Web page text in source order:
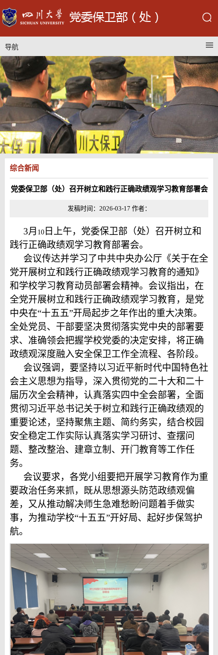
导航
综合新闻
党委保卫部（处）召开树立和践行正确政绩观学习教育部署会
发稿时间：2026-03-17 作者：
3月 10 日上午，党委保卫部（处）召开树立和
践行正确政绩观学习教育部署会。
会议传达并学习了中共中央办公厅《关于在全
党开展树立和践行正确政绩观学习教育的通知》
和学校学习教育动员部署会精神。会议指出，在
全党开展树立和践行正确政绩观学习教育，是党
中央在“十五五”开局起步之年作出的重大决策。
全处党员、干部要坚决贯彻落实党中央的部署要
求、准确领会把握学校党委的决定安排，将正确
政绩观深度融入安全保卫工作全流程、各阶段。
会议强调，要坚持以习近平新时代中国特色社
会主义思想为指导，深入贯彻党的二十大和二十
届历次全会精神，认真落实四中全会部署，全面
贯彻习近平总书记关于树立和践行正确政绩观的
重要论述，坚持聚焦主题、简约务实，结合校园
安全稳定工作实际认真落实学习研讨、查摆问
题、整改整治、建章立制、开门教育等工作任
务。
会议要求，各党小组要把开展学习教育作为重
要政治任务来抓，既从思想源头防范政绩观偏
差，又从推动解决师生急难愁盼问题着手做实
事，为推动学校“十五五”开好局、起好步保驾护
航。